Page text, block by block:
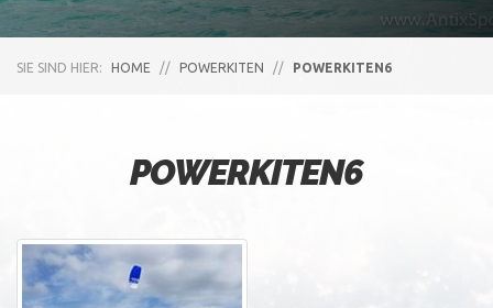
SIE SIND HIER: HOME // POWERKITEN // POWERKITEN6
POWERKITEN6